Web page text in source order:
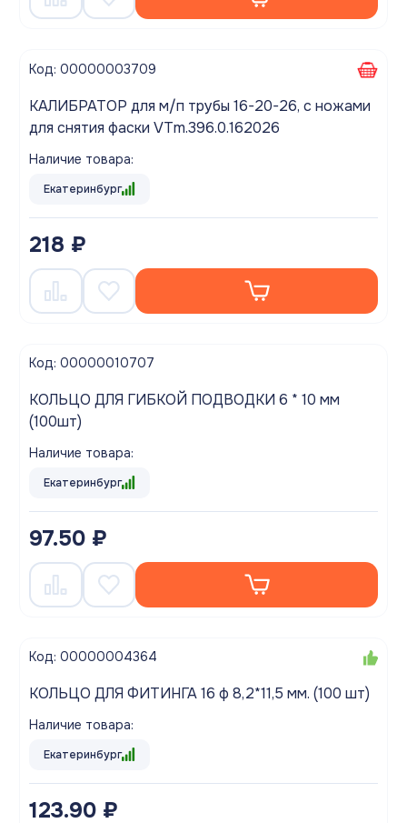
Код: 00000003709
КАЛИБРАТОР для м/п трубы 16-20-26, с ножами
для снятия фаски VTm.396.0.162026
Наличие товара:
Екатеринбург
218 ₽
Код: 00000010707
КОЛЬЦО ДЛЯ ГИБКОЙ ПОДВОДКИ 6 * 10 мм
(100шт)
Наличие товара:
Екатеринбург
97.50 ₽
Код: 00000004364
КОЛЬЦО ДЛЯ ФИТИНГА 16 ф 8,2*11,5 мм. (100 шт)
Наличие товара:
Екатеринбург
123.90 ₽